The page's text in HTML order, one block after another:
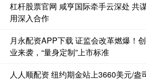
杠杆股票官网 咸亨国际牵手云深处 共
用深入合作
月永配资APP下载 证监会改革燃爆！
业来袭，“量身定制”上市标准
人人顺配资 纽约期金站上3660美元/盎